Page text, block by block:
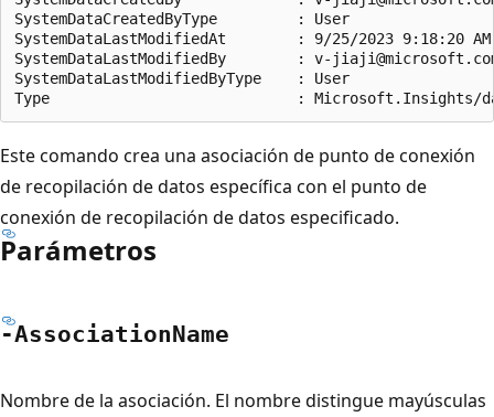
SystemDataCreatedByType         : User
SystemDataLastModifiedAt        : 9/25/2023 9:18:20 AM
SystemDataLastModifiedBy        : v-
SystemDataLastModifiedByType    : User
Este comando crea una asociación de punto de conexión
de recopilación de datos específica con el punto de
conexión de recopilación de datos especificado.
Parámetros
-AssociationName
Nombre de la asociación. El nombre distingue mayúsculas